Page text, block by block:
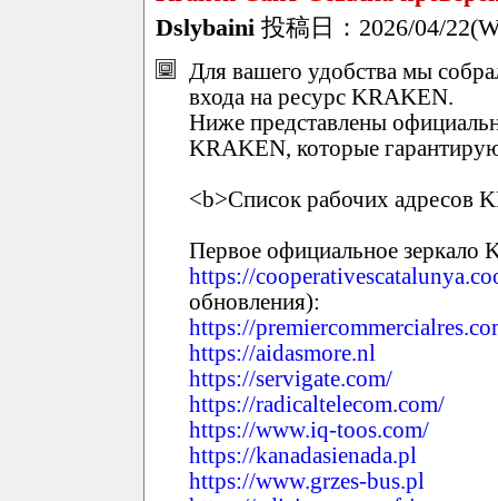
Dslybaini 投稿日：2026/04/
Для вашего удобства мы
входа на ресурс KRAKEN.
Ниже представлены
KRAKEN, которые
<b>Список рабочих адресов
Первое официальное зеркало
https://
обновления):
https://
https://aidasmore.nl
https://servigate.com/
https://radicaltelecom.com/
https://www.iq-toos.com/
https://kanadasienada.pl
https://www.grzes-bus.pl